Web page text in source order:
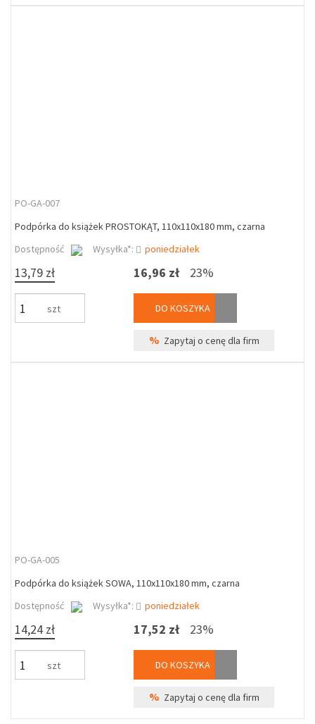
PO-GA-007
Podpórka do książek PROSTOKĄT, 110x110x180 mm, czarna
Dostępność
Wysyłka*: poniedziałek
13,79 zł
szt
16,96 zł 23%
DO KOSZYKA
% Zapytaj o cenę dla firm
PO-GA-005
Podpórka do książek SOWA, 110x110x180 mm, czarna
Dostępność
Wysyłka*: poniedziałek
14,24 zł
szt
17,52 zł 23%
DO KOSZYKA
% Zapytaj o cenę dla firm